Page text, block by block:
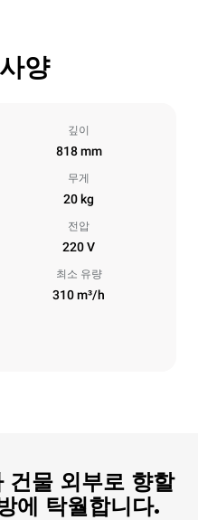
양
깊이
818 mm
무게
20 kg
전압
220 V
최소 유량
310 m³/h
건물 외부로 향할
에 탁월합니다.